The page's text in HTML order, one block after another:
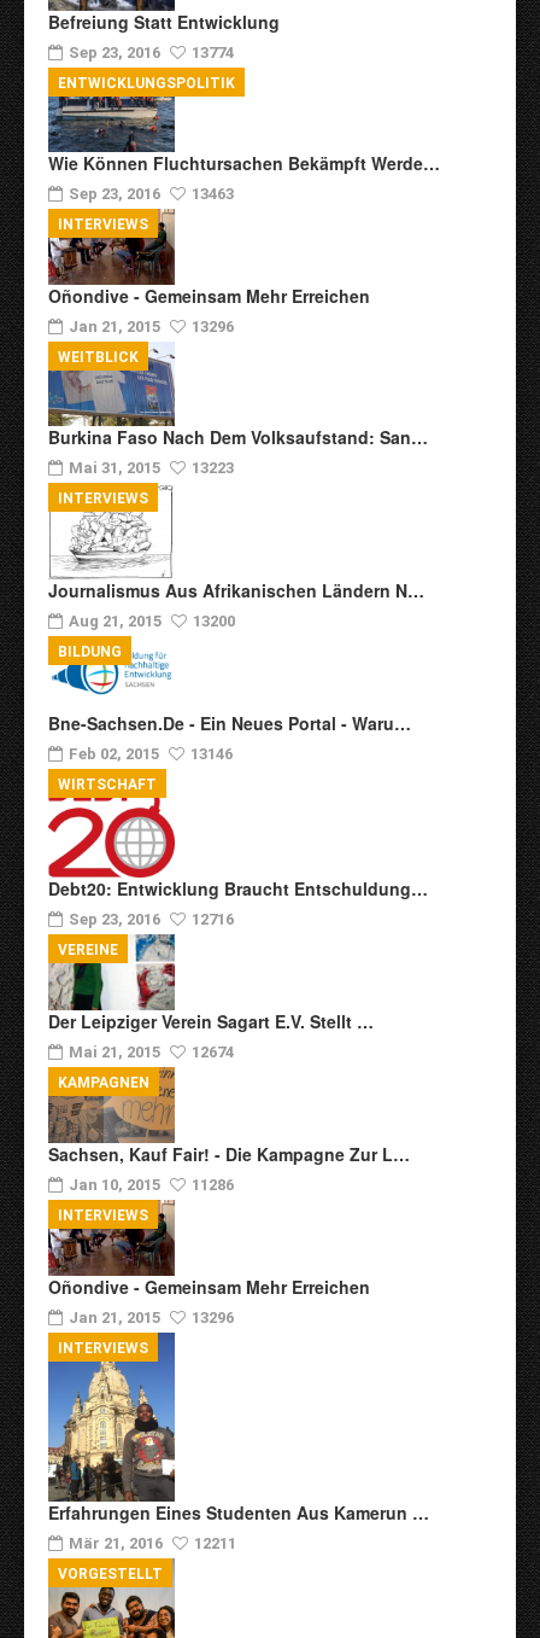
Befreiung Statt Entwicklung
Sep 23, 2016 13774
Wie Können Fluchtursachen Bekämpft Werde…
Sep 23, 2016 13463
ENTWICKLUNGSPOLITIK
Oñondive - Gemeinsam Mehr Erreichen
Jan 21, 2015 13296
INTERVIEWS
Burkina Faso Nach Dem Volksaufstand: San…
Mai 31, 2015 13223
WEITBLICK
Journalismus Aus Afrikanischen Ländern N…
Aug 21, 2015 13200
INTERVIEWS
Bne-Sachsen.de - Ein Neues Portal - Waru…
Feb 02, 2015 13146
BILDUNG
Debt20: Entwicklung Braucht Entschuldung…
Sep 23, 2016 12716
WIRTSCHAFT
Der Leipziger Verein Sagart E.V. Stellt …
Mai 21, 2015 12674
VEREINE
Sachsen, Kauf Fair! - Die Kampagne Zur L…
Jan 10, 2015 11286
KAMPAGNEN
Oñondive - Gemeinsam Mehr Erreichen
Jan 21, 2015 13296
INTERVIEWS
Erfahrungen Eines Studenten Aus Kamerun …
Mär 21, 2016 12211
INTERVIEWS
VORGESTELLT